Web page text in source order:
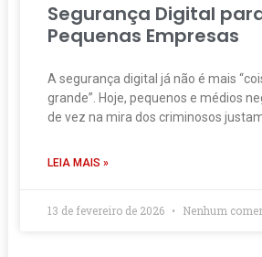
Segurança Digital
Pequenas Empresas
A segurança digital já não é mais
grande”. Hoje, pequenos e médios
de vez na mira dos criminosos
LEIA MAIS »
13 de fevereiro de 2026 Nenhum